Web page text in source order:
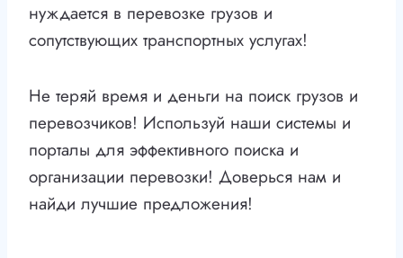
нуждается в перевозке грузов и
сопутствующих транспортных услугах!
Не теряй время и деньги на поиск грузов и
перевозчиков! Используй наши системы и
порталы для эффективного поиска и
организации перевозки! Доверься нам и
найди лучшие предложения!